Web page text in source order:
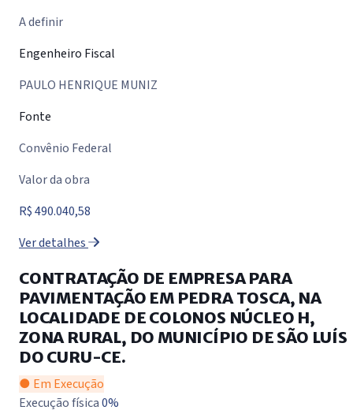
A definir
Engenheiro Fiscal
PAULO HENRIQUE MUNIZ
Fonte
Convênio Federal
Valor da obra
R$ 490.040,58
Ver detalhes
CONTRATAÇÃO DE EMPRESA PARA
PAVIMENTAÇÃO EM PEDRA TOSCA, NA
LOCALIDADE DE COLONOS NÚCLEO H,
ZONA RURAL, DO MUNICÍPIO DE SÃO LUÍS
DO CURU-CE.
● Em Execução
Execução física0%